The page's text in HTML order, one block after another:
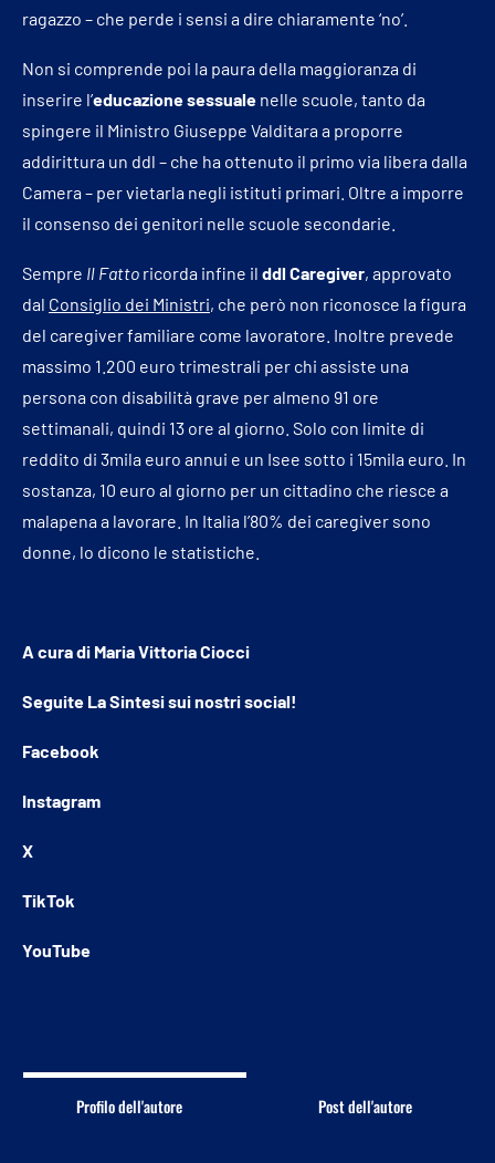
ragazzo – che perde i sensi a dire chiaramente ‘no’.
Non si comprende poi la paura della maggioranza di
inserire l’educazione sessuale nelle scuole, tanto da
spingere il Ministro Giuseppe Valditara a proporre
addirittura un ddl – che ha ottenuto il primo via libera dalla
Camera – per vietarla negli istituti primari. Oltre a imporre
il consenso dei genitori nelle scuole secondarie.
Sempre Il Fatto ricorda infine il ddl Caregiver, approvato
dal Consiglio dei Ministri, che però non riconosce la figura
del caregiver familiare come lavoratore. Inoltre prevede
massimo 1.200 euro trimestrali per chi assiste una
persona con disabilità grave per almeno 91 ore
settimanali, quindi 13 ore al giorno. Solo con limite di
reddito di 3mila euro annui e un Isee sotto i 15mila euro. In
sostanza, 10 euro al giorno per un cittadino che riesce a
malapena a lavorare. In Italia l’80% dei caregiver sono
donne, lo dicono le statistiche.
A cura di Maria Vittoria Ciocci
Seguite La Sintesisui nostri social!
Facebook
Instagram
X
TikTok
YouTube
Profilo dell'autore Post dell'autore